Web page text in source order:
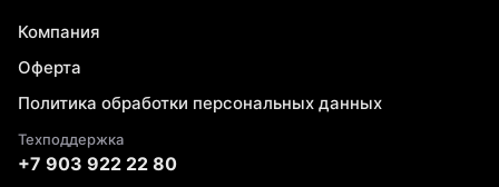
Компания
Оферта
Политика обработки персональных данных
Техподдержка
+7 903 922 22 80